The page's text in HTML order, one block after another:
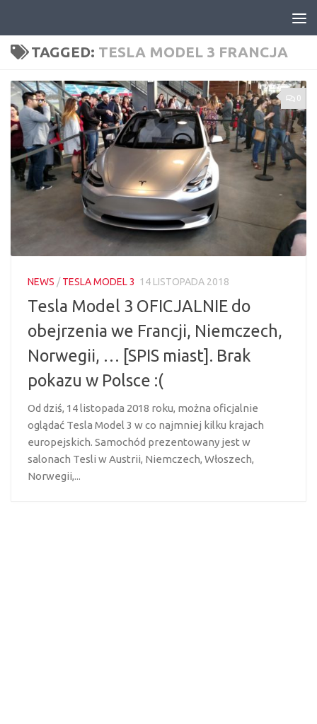
TAGGED: TESLA MODEL 3 FRANCJA
0
NEWS /TESLA MODEL 3 14 LISTOPADA 2018
Tesla Model 3 OFICJALNIE do
obejrzenia we Francji, Niemczech,
Norwegii, … [SPIS miast]. Brak
pokazu w Polsce :(
Od dziś, 14 listopada 2018 roku, można oficjalnie
oglądać Tesla Model 3 w co najmniej kilku krajach
europejskich. Samochód prezentowany jest w
salonach Tesli w Austrii, Niemczech, Włoszech,
Norwegii,...